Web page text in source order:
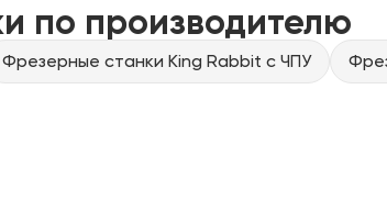
по производителю
Фрезерные станки King Rabbit с ЧПУ